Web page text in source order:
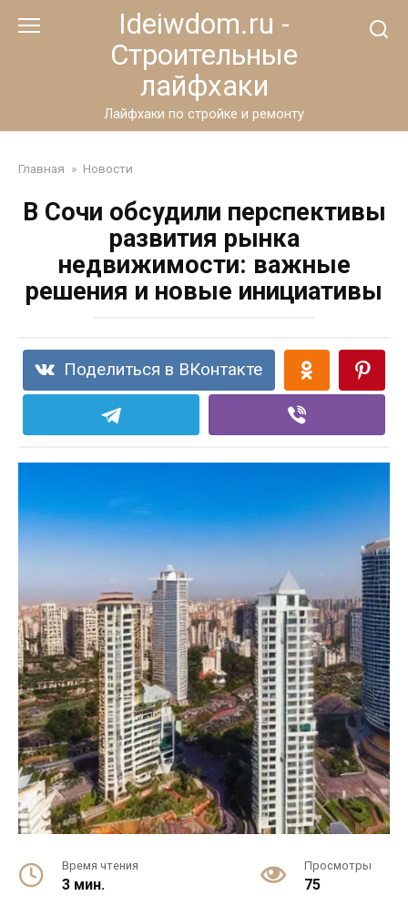
Ideiwdom.ru -
Строительные
лайфхаки
Лайфхаки по стройке и ремонту
Главная » Новости
В Сочи обсудили перспективы
развития рынка
недвижимости: важные
решения и новые инициативы
Поделиться в ВКонтакте
Время чтения
3 мин.
Просмотры
75